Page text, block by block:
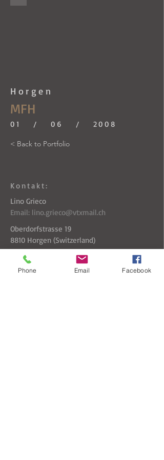
Horgen
MFH
01 / 06 / 2008
< Back to Portfolio
Kontakt:
Lino Grieco
Email: lino.grieco@vtxmail.ch
Oberdorfstrasse 19
8810 Horgen (Switzerland)
Kontaktieren Sie mich:
Phone Email Facebook